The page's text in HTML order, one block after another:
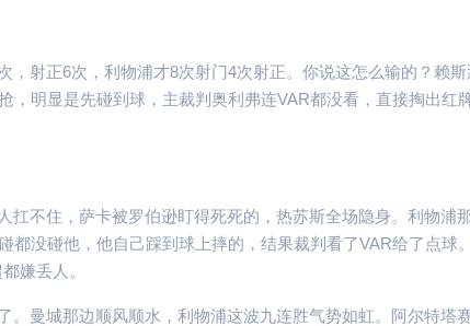
，射正6次，利物浦才8次射门4次射正。你说这怎么输的？赖
，明显是先碰到球，主裁判奥利弗连VAR都没看，直接掏出红
扛不住，萨卡被罗伯逊盯得死死的，热苏斯全场隐身。利物浦
都没碰他，他自己踩到球上摔的，结果裁判看了VAR给了点球
嫌丢人。
曼城那边顺风顺水，利物浦这波九连胜气势如虹。阿尔特塔